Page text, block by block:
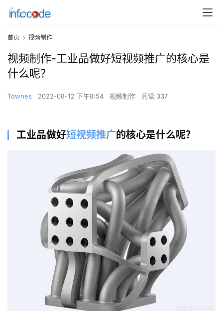
首页 视频制作
视频制作-工业品做好短视频推广的核心是
什么呢？
Townes 2022-08-12 下午8:54 视频制作 阅读 337
工业品做好短视频推广的核心是什么呢？